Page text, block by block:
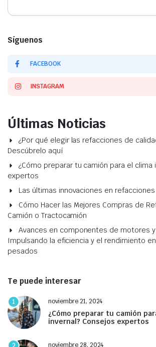
Síguenos
FACEBOOK
INSTAGRAM
Últimas Noticias
¿Por qué elegir las refacciones de
Descúbrelo aquí
¿Cómo preparar tu camión para el clima
expertos
Las últimas innovaciones en
Cómo Hacer las Mejores Compras de
Camión o Tractocamión
Avances en componentes de motores
Impulsando la eficiencia y el rendimiento
pesados
Te puede interesar
1 noviembre 21, 2024
¿Cómo preparar tu camión
invernal? Consejos expertos
noviembre 28, 2024